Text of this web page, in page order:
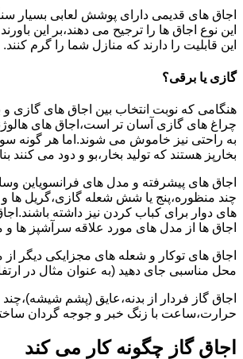
اجاق های قدیمی دارای پوشش لعابی بسیار
این نوع اجاق ها را ترجیح می دهند،بر این
این قابلیت را دارند که منازل شما را گرم کنند.
گازی یا برقی؟
هنگامی که نوبت انتخاب بین اجاق های گازی
چراغ های گازی آسان تر است،اجاق های
به راحتی نیز خاموش می شوند.اما هر گونه
بخارپز هستند که تولید بخار،بو و دود می
اجاق های پیشرفته و مدل های فرانسویاین
چند منظوره،پنج یا شش شعله گازی،گریل ها
های دوار برای کباب کردن نیز داشته
اجاق ها از مدل های مورد علاقه سرآشپز ها
اجاق های توکار و شعله های مجزایکی دیگر
محل مناسبی جای دهید (به عنوان مثال در
اجاق گاز فردار از بدنه،عایق (پشم
حرارت،ساعت با زنگ خبر و جوجه گردان
اجاق گاز چگونه کار می کند